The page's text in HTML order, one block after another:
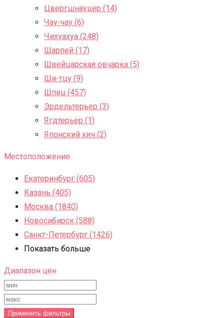
Цвергшнауцер (14)
Чау-чау (6)
Чихуахуа (248)
Шарпей (17)
Швейцарская овчарка (5)
Ши-тцу (9)
Шпиц (457)
Эрдельтерьер (3)
Ягдтерьер (1)
Японский хин (2)
Местоположение
Екатеринбург (605)
Казань (405)
Москва (1840)
Новосибирск (588)
Санкт-Петербург (1426)
Показать больше
Диапазон цен
Применить фильтры